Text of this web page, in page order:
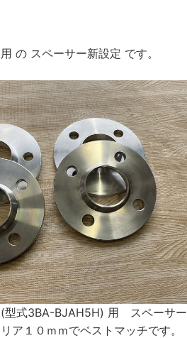
の スペーサー新設定 です。
(型式3BA-BJAH5H) 用 スペーサー
ア１０ｍｍでベストマッチです。